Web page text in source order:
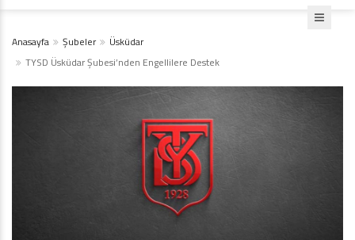
Anasayfa Şubeler
Üsküdar
TYSD Üsküdar Şubesi’nden Engellilere Destek